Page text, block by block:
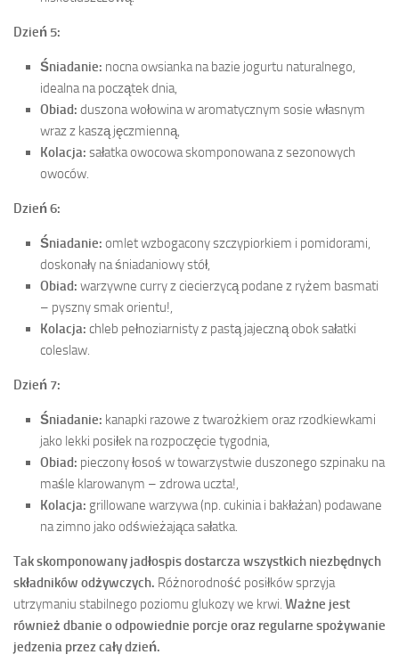
Dzień 5:
Śniadanie: nocna owsianka na bazie jogurtu naturalnego,
idealna na początek dnia,
Obiad: duszona wołowina w aromatycznym sosie własnym
wraz z kaszą jęczmienną,
Kolacja: sałatka owocowa skomponowana z sezonowych
owoców.
Dzień 6:
Śniadanie: omlet wzbogacony szczypiorkiem i pomidorami,
doskonały na śniadaniowy stół,
Obiad: warzywne curry z ciecierzycą podane z ryżem basmati
– pyszny smak orientu!,
Kolacja: chleb pełnoziarnisty z pastą jajeczną obok sałatki
coleslaw.
Dzień 7:
Śniadanie: kanapki razowe z twarożkiem oraz rzodkiewkami
jako lekki posiłek na rozpoczęcie tygodnia,
Obiad: pieczony łosoś w towarzystwie duszonego szpinaku na
maśle klarowanym – zdrowa uczta!,
Kolacja: grillowane warzywa (np. cukinia i bakłażan) podawane
na zimno jako odświeżająca sałatka.
Tak skomponowany jadłospis dostarcza wszystkich niezbędnych
składników odżywczych. Różnorodność posiłków sprzyja
utrzymaniu stabilnego poziomu glukozy we krwi. Ważne jest
również dbanie o odpowiednie porcje oraz regularne spożywanie
jedzenia przez cały dzień.